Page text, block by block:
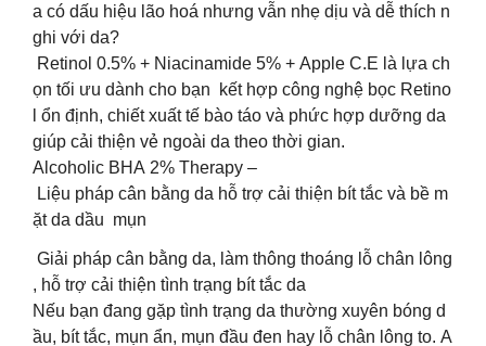
a có dấu hiệu lão hoá nhưng vẫn nhẹ dịu và dễ thích n
ghi với da?
Retinol 0.5% + Niacinamide 5% + Apple C.E là lựa ch
ọn tối ưu dành cho bạn kết hợp công nghệ bọc Retino
l ổn định, chiết xuất tế bào táo và phức hợp dưỡng da
giúp cải thiện vẻ ngoài da theo thời gian.
Alcoholic BHA 2% Therapy –
Liệu pháp cân bằng da hỗ trợ cải thiện bít tắc và bề m
ặt da dầu mụn
Giải pháp cân bằng da, làm thông thoáng lỗ chân lông
, hỗ trợ cải thiện tình trạng bít tắc da
Nếu bạn đang gặp tình trạng da thường xuyên bóng d
ầu, bít tắc, mụn ẩn, mụn đầu đen hay lỗ chân lông to. A